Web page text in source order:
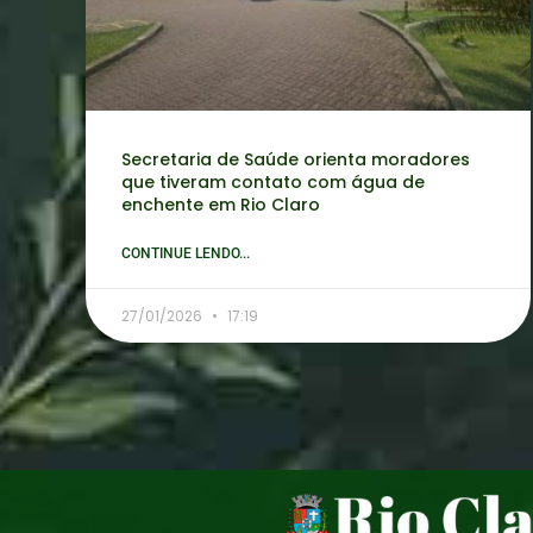
Secretaria de Saúde orienta moradores
que tiveram contato com água de
enchente em Rio Claro
CONTINUE LENDO...
27/01/2026 17:19